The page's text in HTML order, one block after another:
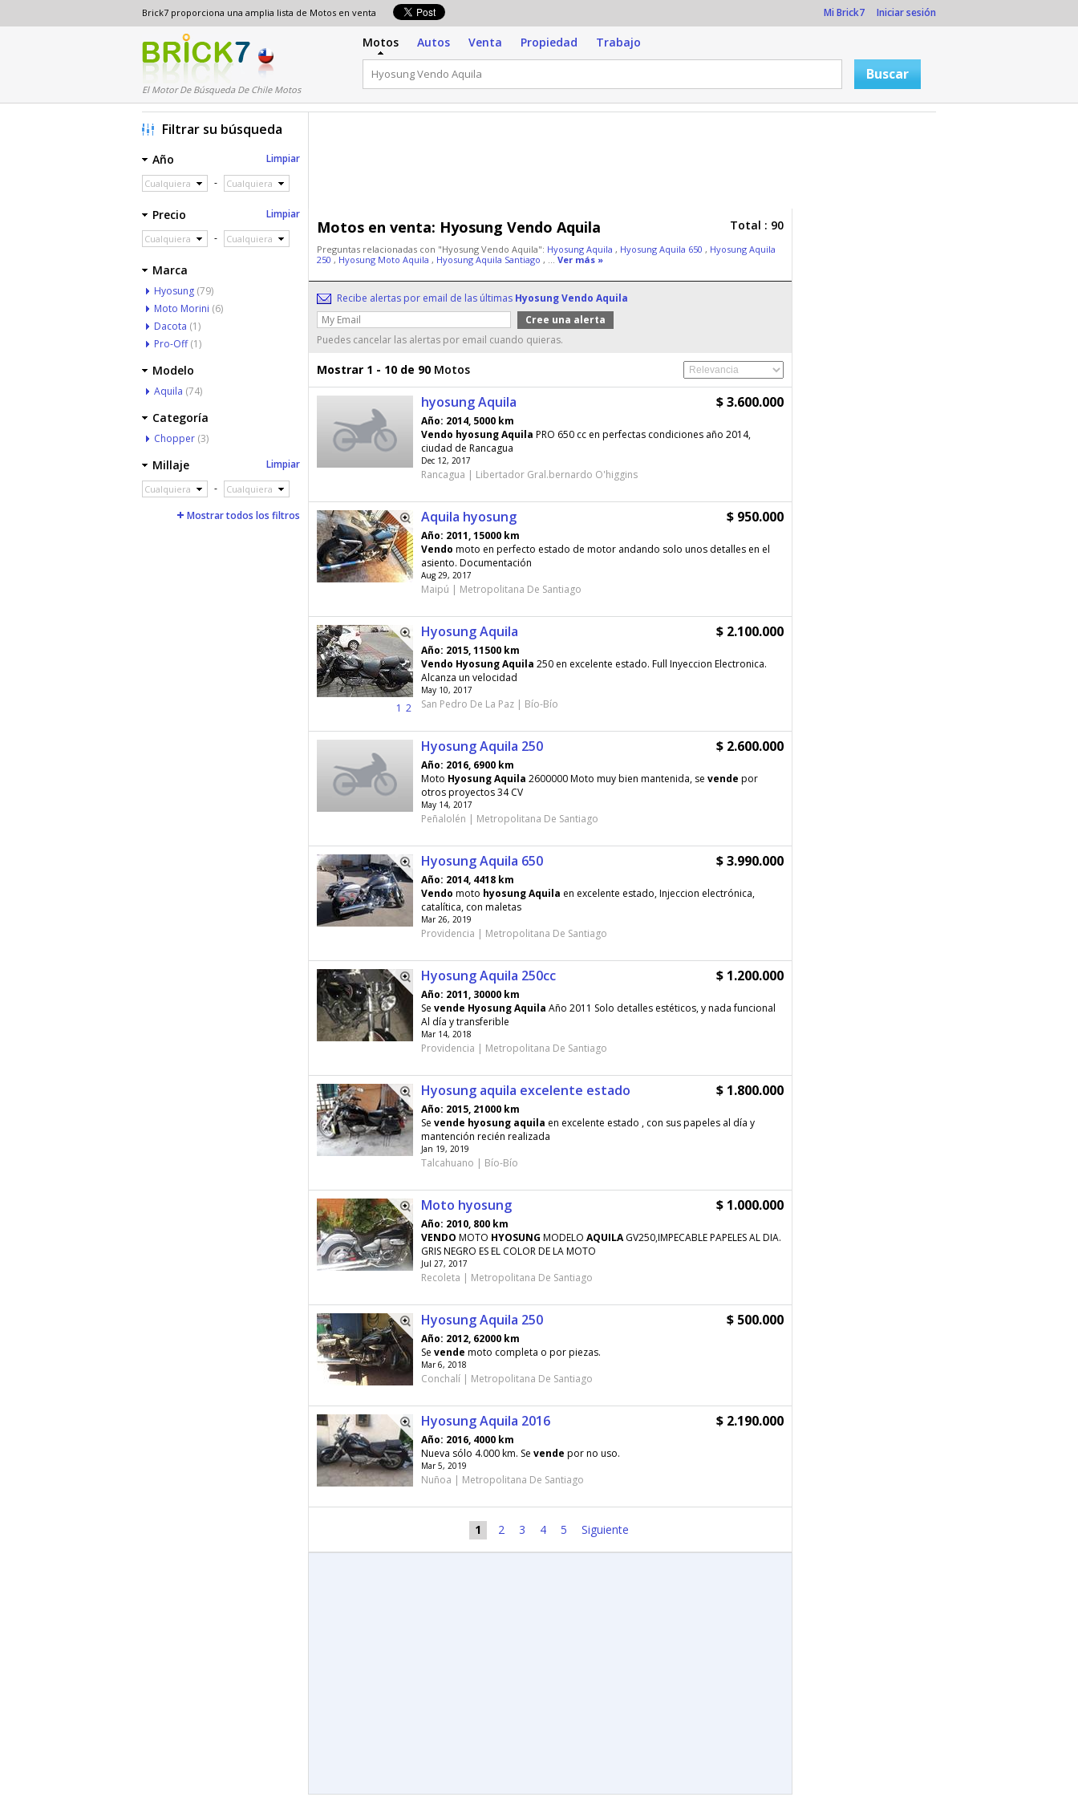
Brick7 proporciona una amplia lista de Motos en venta Mi Brick7 Iniciar sesión
El Motor De Búsqueda De Chile Motos
Motos Autos Venta Propiedad Trabajo
Motos en venta: Hyosung Vendo Aquila Total : 90
Preguntas relacionadas con "Hyosung Vendo Aquila": Hyosung Aquila , Hyosung Aquila 650 , Hyosung Aquila
250 , Hyosung Moto Aquila , Hyosung Aquila Santiago , ... Ver más »
Recibe alertas por email de las últimas Hyosung Vendo Aquila
Puedes cancelar las alertas por email cuando quieras.
Mostrar 1 - 10 de 90 Motos
hyosung Aquila $ 3.600.000
Año: 2014, 5000 km
Vendo hyosungAquila PRO 650 cc en perfectas condiciones año 2014,
ciudad de Rancagua
Dec 12, 2017
Rancagua | Libertador Gral.bernardo O'higgins
Aquila hyosung $ 950.000
Año: 2011, 15000 km
Vendo moto en perfecto estado de motor andando solo unos detalles en el
asiento. Documentación
Aug 29, 2017
Maipú | Metropolitana De Santiago
1 2
Hyosung Aquila $ 2.100.000
Año: 2015, 11500 km
Vendo HyosungAquila 250 en excelente estado. Full Inyeccion Electronica.
Alcanza un velocidad
May 10, 2017
San Pedro De La Paz | Bío-Bío
Hyosung Aquila 250 $ 2.600.000
Año: 2016, 6900 km
Moto HyosungAquila 2600000 Moto muy bien mantenida, se vende por
otros proyectos 34 CV
May 14, 2017
Peñalolén | Metropolitana De Santiago
Hyosung Aquila 650 $ 3.990.000
Año: 2014, 4418 km
Vendo moto hyosungAquila en excelente estado, Injeccion electrónica,
catalítica, con maletas
Mar 26, 2019
Providencia | Metropolitana De Santiago
Hyosung Aquila 250cc $ 1.200.000
Año: 2011, 30000 km
Se vende HyosungAquila Año 2011 Solo detalles estéticos, y nada funcional
Al día y transferible
Mar 14, 2018
Providencia | Metropolitana De Santiago
Hyosung aquila excelente estado $ 1.800.000
Año: 2015, 21000 km
Se vende hyosung aquila en excelente estado , con sus papeles al día y
mantención recién realizada
Jan 19, 2019
Talcahuano | Bío-Bío
Moto hyosung $ 1.000.000
Año: 2010, 800 km
VENDO MOTO HYOSUNG MODELO AQUILAGV250,IMPECABLE PAPELES AL DIA.
GRIS NEGRO ES EL COLOR DE LA MOTO
Jul 27, 2017
Recoleta | Metropolitana De Santiago
Hyosung Aquila 250 $ 500.000
Año: 2012, 62000 km
Se vende moto completa o por piezas.
Mar 6, 2018
Conchalí | Metropolitana De Santiago
Hyosung Aquila 2016 $ 2.190.000
Año: 2016, 4000 km
Nueva sólo 4.000 km. Se vende por no uso.
Mar 5, 2019
Nuñoa | Metropolitana De Santiago
1 2 3 4 5 Siguiente
Filtrar su búsqueda
Año Limpiar
Cualquiera - Cualquiera
Precio Limpiar
Cualquiera - Cualquiera
Marca
Hyosung (79)
Moto Morini (6)
Dacota (1)
Pro-Off(1)
Modelo
Aquila (74)
Categoría
Chopper (3)
Millaje Limpiar
Cualquiera - Cualquiera
Mostrar todos los filtros